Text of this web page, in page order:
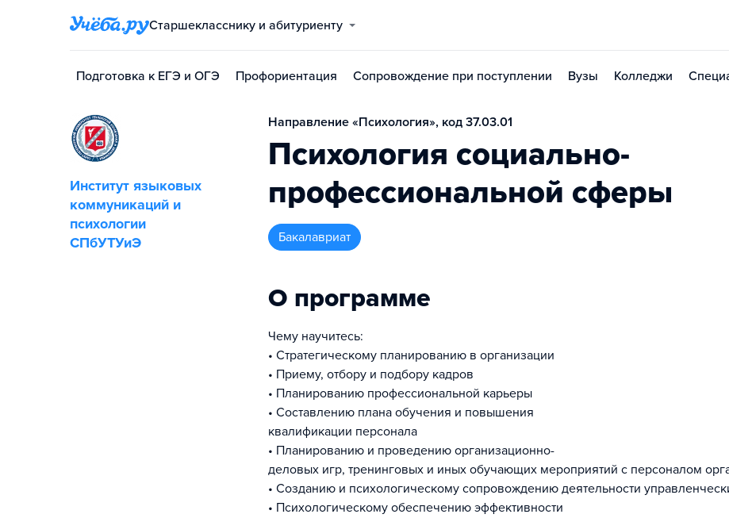
Старшекласснику и абитуриенту
Подготовка к ЕГЭ и ОГЭ Профориентация Сопровождение при поступлении Вузы Колледжи
Институт языковых
коммуникаций и
психологии
СПбУТУиЭ
Направление «Психология», код 37.03.01
Психология социально-
профессиональной сферы
бакалавриат
О программе
Чему научитесь:
• Стратегическому планированию в организации
• Приему, отбору и подбору кадров
• Планированию профессиональной карьеры
• Составлению плана обучения и повышения
квалификации персонала
• Планированию и проведению организационно-
деловых игр, тренинговых и иных обучающих мероприятий с персоналом
• Созданию и психологическому сопровождению деятельности
• Психологическому обеспечению эффективности